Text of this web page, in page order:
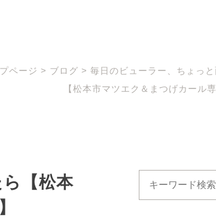
ページ > ブログ > 毎日のビューラー、ちょっ
【松本市マツエク＆まつげカール
【松本